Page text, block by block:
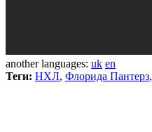
another languages: uk en
Теги: НХЛ, Флорида Пантерз,